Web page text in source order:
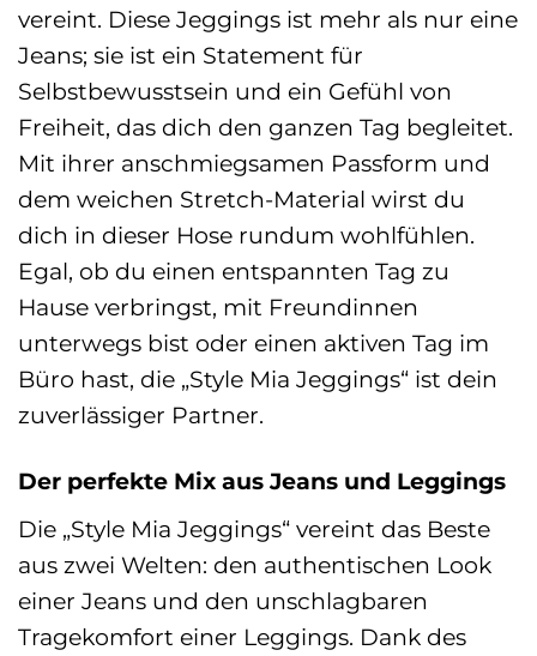
vereint. Diese Jeggings ist mehr als nur eine
Jeans; sie ist ein Statement für
Selbstbewusstsein und ein Gefühl von
Freiheit, das dich den ganzen Tag begleitet.
Mit ihrer anschmiegsamen Passform und
dem weichen Stretch-Material wirst du
dich in dieser Hose rundum wohlfühlen.
Egal, ob du einen entspannten Tag zu
Hause verbringst, mit Freundinnen
unterwegs bist oder einen aktiven Tag im
Büro hast, die „Style Mia Jeggings“ ist dein
zuverlässiger Partner.
Der perfekte Mix aus Jeans und Leggings
Die „Style Mia Jeggings“ vereint das Beste
aus zwei Welten: den authentischen Look
einer Jeans und den unschlagbaren
Tragekomfort einer Leggings. Dank des